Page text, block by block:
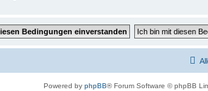
Powered by phpBB® Forum Software © phpBB